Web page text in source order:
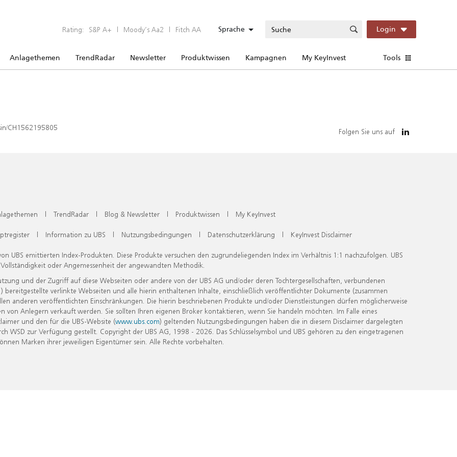
Rating: S&P A+ | Moody’s Aa2 | Fitch AA Sprache Login
Anlagethemen TrendRadar Newsletter Produktwissen Kampagnen My KeyInvest Tools
CH1562195805 Folgen Sie uns auf
| TrendRadar | Blog & Newsletter | Produktwissen | My KeyInvest
| Information zu UBS | Nutzungsbedingungen | Datenschutzerklärung | KeyInvest Disclaimer
UBS emittierten Index-Produkten. Diese Produkte versuchen den zugrundeliegenden Index im Verhältnis 1:1 nachzufolgen. UBS
oder Angemessenheit der angewandten Methodik.
und der Zugriff auf diese Webseiten oder andere von der UBS AG und/oder deren Tochtergesellschaften, verbundenen
verlinkte Webseiten und alle hierin enthaltenen Inhalte, einschließlich veröffentlichter Dokumente (zusammen
anderen veröffentlichten Einschränkungen. Die hierin beschriebenen Produkte und/oder Dienstleistungen dürfen möglicherweise
Anlegern verkauft werden. Sie sollten Ihren eigenen Broker kontaktieren, wenn Sie handeln möchten. Im Falle eines
und den für die UBS-Website (www.ubs.com) geltenden Nutzungsbedingungen haben die in diesem Disclaimer dargelegten
zur Verfügung gestellt. Copyright der UBS AG, 1998 - 2026. Das Schlüsselsymbol und UBS gehören zu den eingetragenen
Marken ihrer jeweiligen Eigentümer sein. Alle Rechte vorbehalten.